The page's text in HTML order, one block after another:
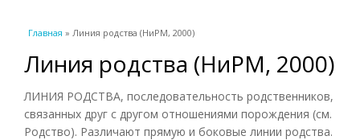
Вы здесь
Главная » Линия родства (НиРМ, 2000)
Линия родства (НиРМ, 2000)
ЛИНИЯ РОДСТВА, последовательность родственников,
связанных друг с другом отношениями порождения (см.
Родство). Различают прямую и боковые линии родства.